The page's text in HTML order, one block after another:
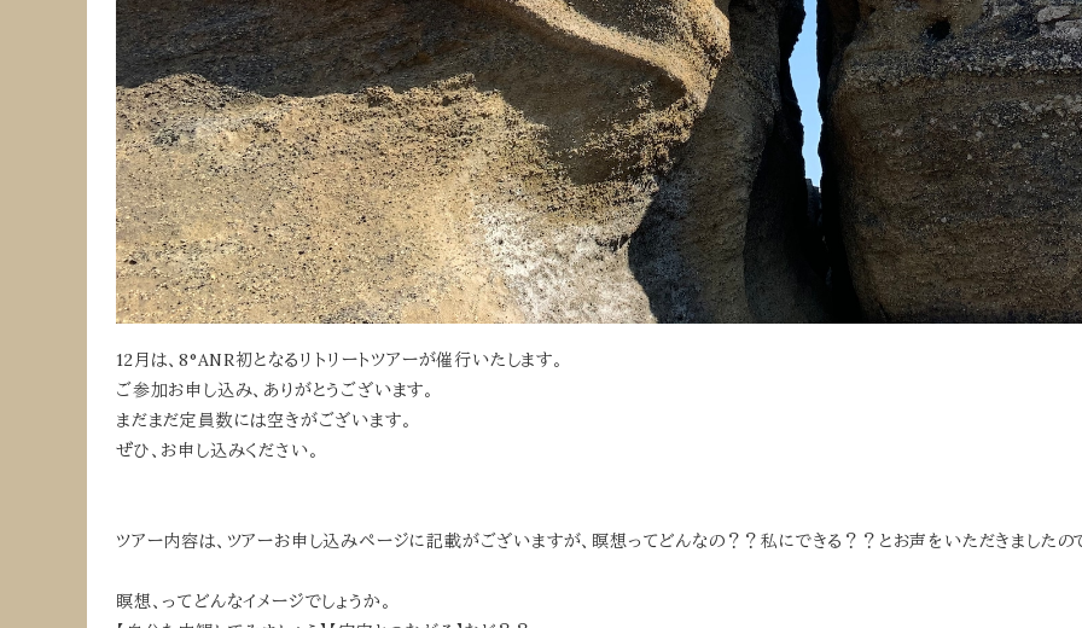
12月は、8°ANR初となるリトリートツアーが催行いたします。
ご参加お申し込み、ありがとうございます。
まだまだ定員数には空きがございます。
ぜひ、お申し込みください。
ツアー内容は、ツアーお申し込みページに記載がございますが、瞑想ってどんなの？？私にできる？？とお声をいただきましたの
瞑想、ってどんなイメージでしょうか。